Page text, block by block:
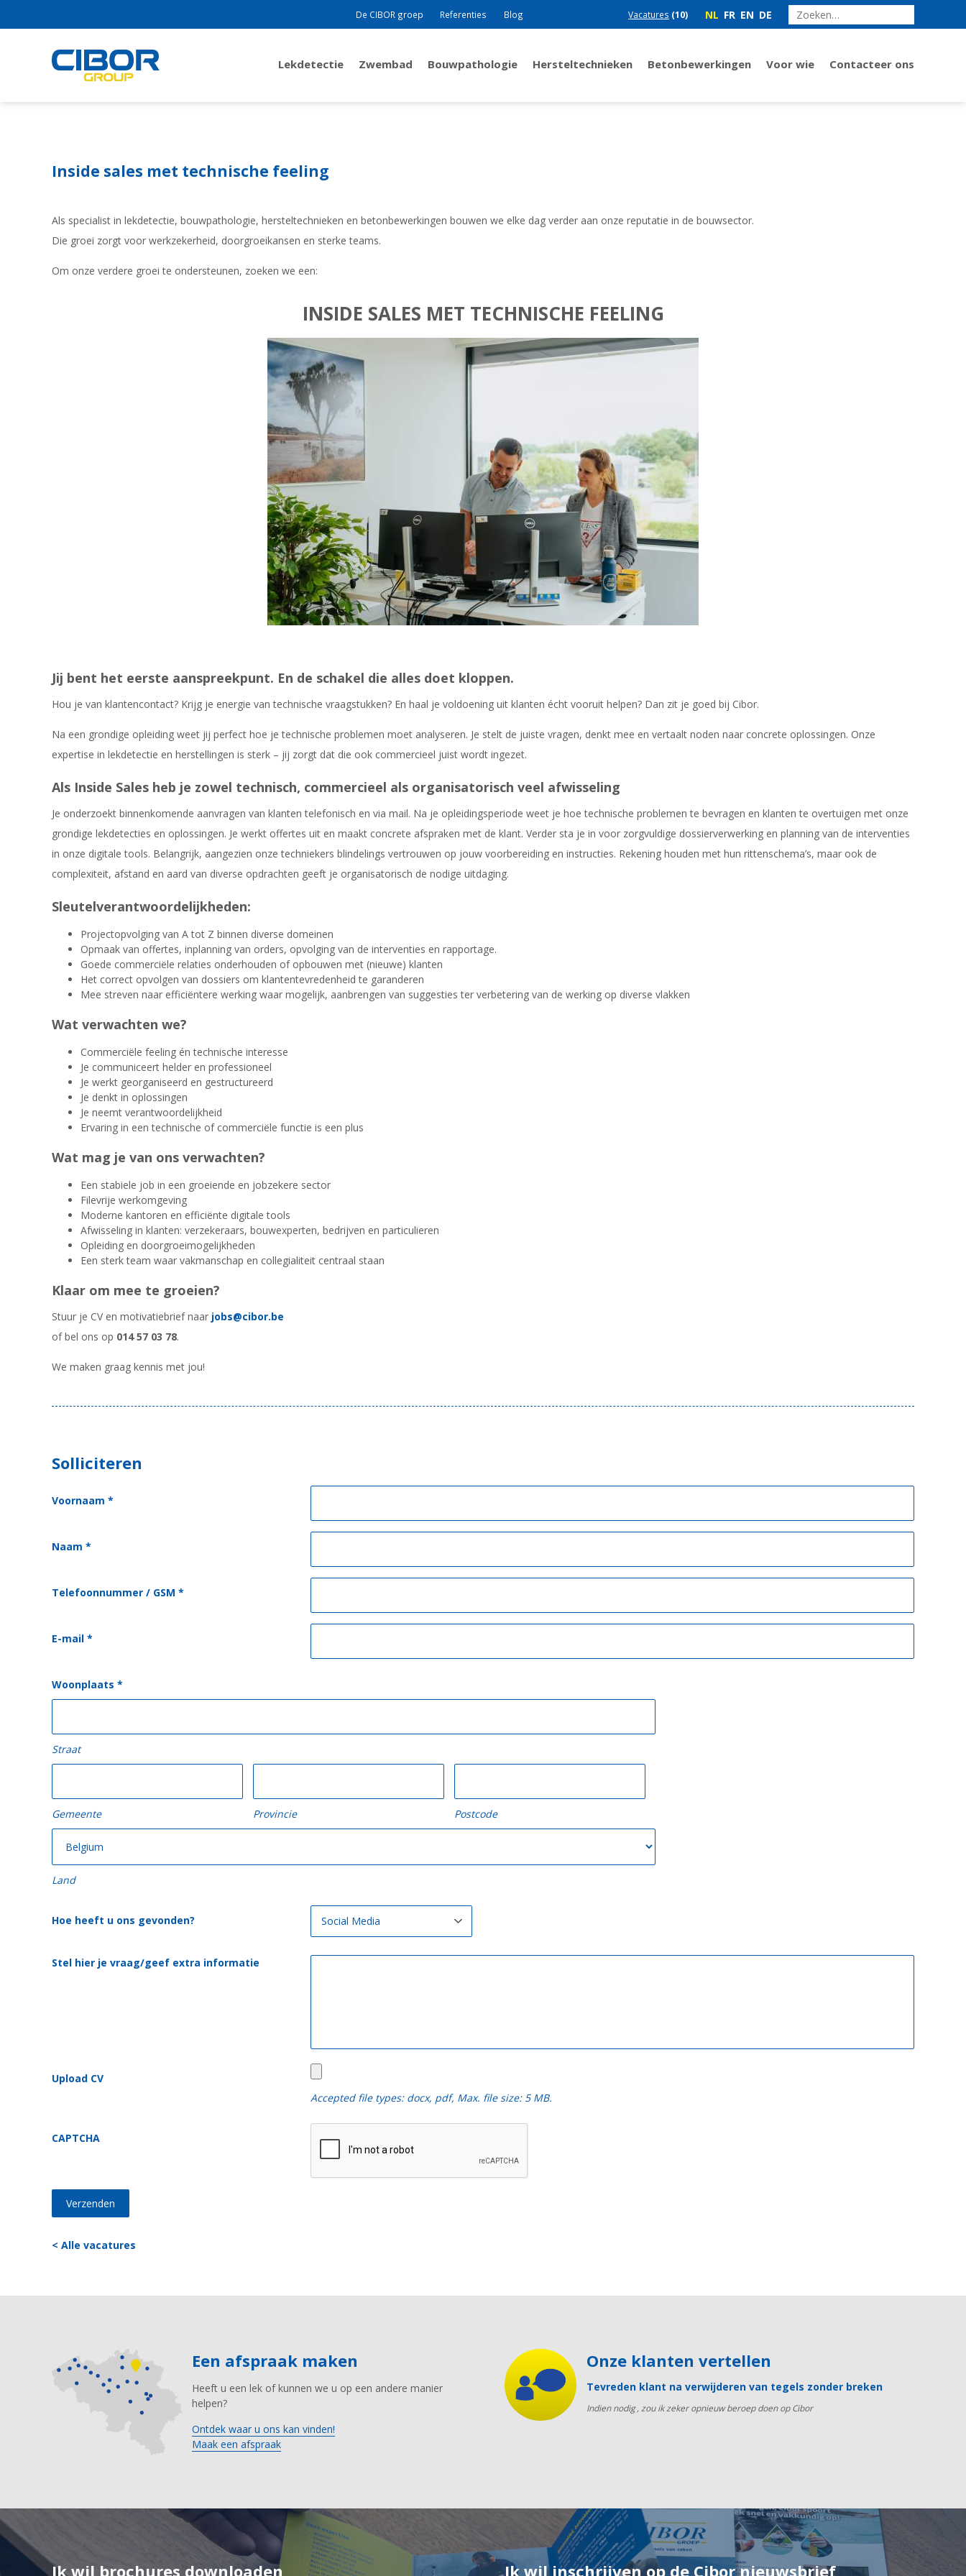
De CIBOR groep Referenties Blog Vacatures (10) NL FR EN DE
Lekdetectie Zwembad Bouwpathologie Hersteltechnieken Betonbewerkingen Voor wie Contacteer ons
Inside sales met technische feeling
Als specialist in lekdetectie, bouwpathologie, hersteltechnieken en betonbewerkingen bouwen we elke dag verder aan onze reputatie in de bouwsector.
Die groei zorgt voor werkzekerheid, doorgroeikansen en sterke teams.
Om onze verdere groei te ondersteunen, zoeken we een:
INSIDE SALES MET TECHNISCHE FEELING
Jij bent het eerste aanspreekpunt. En de schakel die alles doet kloppen.
Hou je van klantencontact? Krijg je energie van technische vraagstukken? En haal je voldoening uit klanten écht vooruit helpen? Dan zit je goed bij Cibor.
Na een grondige opleiding weet jij perfect hoe je technische problemen moet analyseren. Je stelt de juiste vragen, denkt mee en vertaalt noden naar concrete oplossingen. Onze
expertise in lekdetectie en herstellingen is sterk – jij zorgt dat die ook commercieel juist wordt ingezet.
Als Inside Sales heb je zowel technisch, commercieel als organisatorisch veel afwisseling
Je onderzoekt binnenkomende aanvragen van klanten telefonisch en via mail. Na je opleidingsperiode weet je hoe technische problemen te bevragen en klanten te overtuigen met onze
grondige lekdetecties en oplossingen. Je werkt offertes uit en maakt concrete afspraken met de klant. Verder sta je in voor zorgvuldige dossierverwerking en planning van de interventies
in onze digitale tools. Belangrijk, aangezien onze techniekers blindelings vertrouwen op jouw voorbereiding en instructies. Rekening houden met hun rittenschema’s, maar ook de
complexiteit, afstand en aard van diverse opdrachten geeft je organisatorisch de nodige uitdaging.
Sleutelverantwoordelijkheden:
Projectopvolging van A tot Z binnen diverse domeinen
Opmaak van offertes, inplanning van orders, opvolging van de interventies en rapportage.
Goede commerciële relaties onderhouden of opbouwen met (nieuwe) klanten
Het correct opvolgen van dossiers om klantentevredenheid te garanderen
Mee streven naar efficiëntere werking waar mogelijk, aanbrengen van suggesties ter verbetering van de werking op diverse vlakken
Wat verwachten we?
Commerciële feeling én technische interesse
Je communiceert helder en professioneel
Je werkt georganiseerd en gestructureerd
Je denkt in oplossingen
Je neemt verantwoordelijkheid
Ervaring in een technische of commerciële functie is een plus
Wat mag je van ons verwachten?
Een stabiele job in een groeiende en jobzekere sector
Filevrije werkomgeving
Moderne kantoren en efficiënte digitale tools
Afwisseling in klanten: verzekeraars, bouwexperten, bedrijven en particulieren
Opleiding en doorgroeimogelijkheden
Een sterk team waar vakmanschap en collegialiteit centraal staan
Klaar om mee te groeien?
Stuur je CV en motivatiebrief naar jobs@cibor.be
of bel ons op 014 57 03 78.
We maken graag kennis met jou!
Solliciteren
Voornaam *
Naam *
Telefoonnummer / GSM *
E-mail *
Woonplaats *
Straat
Gemeente Provincie Postcode
Land
Hoe heeft u ons gevonden?
Stel hier je vraag/geef extra informatie
Upload CV
Accepted file types: docx, pdf, Max. file size: 5 MB.
CAPTCHA
< Alle vacatures
Een afspraak maken
Heeft u een lek of kunnen we u op een andere manier
helpen?
Ontdek waar u ons kan vinden!
Maak een afspraak
Onze klanten vertellen
Tevreden klant na verwijderen van tegels zonder breken
Indien nodig , zou ik zeker opnieuw beroep doen op Cibor
Ik wil brochures downloaden Ik wil inschrijven op de Cibor nieuwsbrief